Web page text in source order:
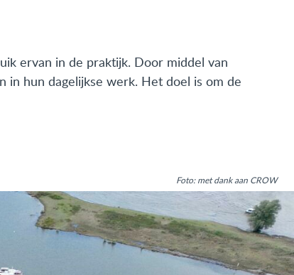
Foto: met dank aan CROW
ervan in de praktijk. Door middel van
in hun dagelijkse werk. Het doel is om de